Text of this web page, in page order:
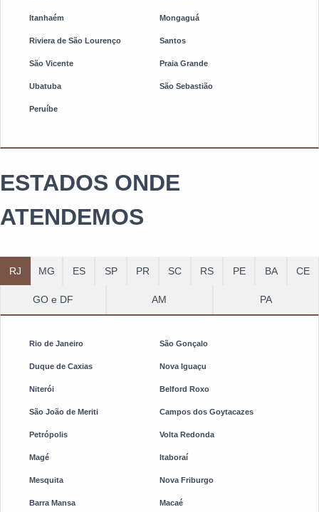
Itanhaém Mongaguá
Riviera de São Lourenço Santos
São Vicente Praia Grande
Ubatuba São Sebastião
Peruíbe
ESTADOS ONDE
ATENDEMOS
RJ MG ES SP PR SC RS PE BA CE
GO e DF AM PA
Rio de Janeiro São Gonçalo
Duque de Caxias Nova Iguaçu
Niterói Belford Roxo
São João de Meriti Campos dos Goytacazes
Petrópolis Volta Redonda
Magé Itaboraí
Mesquita Nova Friburgo
Barra Mansa Macaé